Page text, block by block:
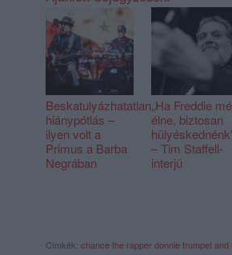
Beskatulyázhatatlan
hiánypótlás –
ilyen volt a
Primus a Barba
Negrában
„Ha Freddie
élne, biztosan
– Tim Staffell-
interjú
Címkék: chance the rapperdonnie trumpet